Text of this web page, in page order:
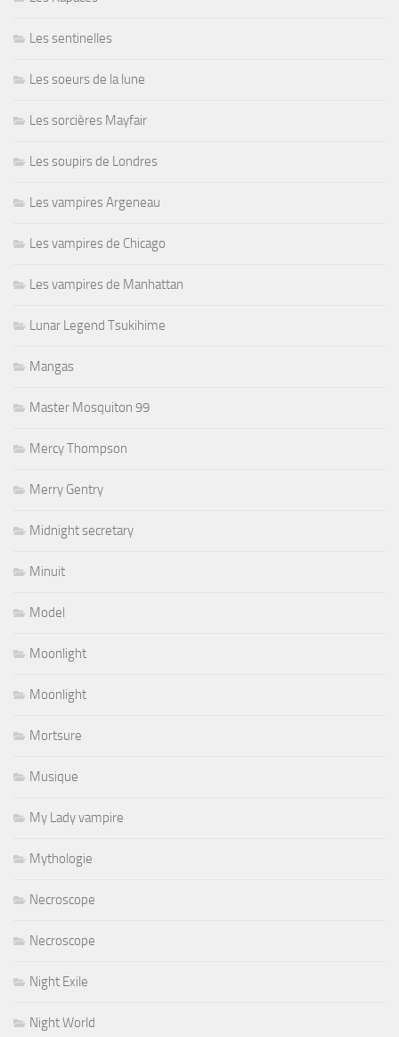
Les sentinelles
Les soeurs de la lune
Les sorcières Mayfair
Les soupirs de Londres
Les vampires Argeneau
Les vampires de Chicago
Les vampires de Manhattan
Lunar Legend Tsukihime
Mangas
Master Mosquiton 99
Mercy Thompson
Merry Gentry
Midnight secretary
Minuit
Model
Moonlight
Moonlight
Mortsure
Musique
My Lady vampire
Mythologie
Necroscope
Necroscope
Night Exile
Night World